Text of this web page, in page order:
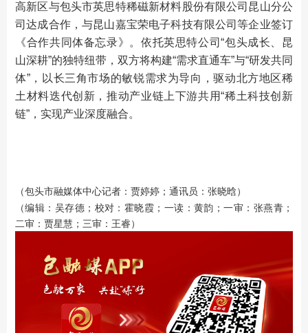
高新区与包头市英思特稀磁新材料股份有限公司昆山分公
司达成合作，与昆山嘉宝荣电子科技有限公司等企业签订
《合作共同体备忘录》。依托英思特公司“包头成长、昆
山深耕”的独特纽带，双方将构建“需求直通车”与“研发共同
体”，以长三角市场的敏锐需求为导向，驱动北方地区稀
土材料迭代创新，推动产业链上下游共用“稀土科技创新
链”，实现产业深度融合。
（包头市融媒体中心记者：贾婷婷；通讯员：张晓晗）
（编辑：吴存德；校对：霍晓霞；一读：黄韵；一审：张燕青；
二审：贾星慧；三审：王睿）